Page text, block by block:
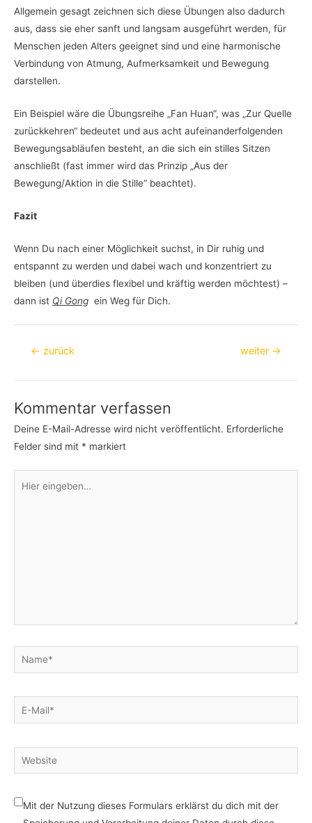
Allgemein gesagt zeichnen sich diese Übungen also dadurch
aus, dass sie eher sanft und langsam ausgeführt werden, für
Menschen jeden Alters geeignet sind und eine harmonische
Verbindung von Atmung, Aufmerksamkeit und Bewegung
darstellen.
Ein Beispiel wäre die Übungsreihe „Fan Huan“, was „Zur Quelle
zurückkehren“ bedeutet und aus acht aufeinanderfolgenden
Bewegungsabläufen besteht, an die sich ein stilles Sitzen
anschließt (fast immer wird das Prinzip „Aus der
Bewegung/Aktion in die Stille“ beachtet).
Fazit
Wenn Du nach einer Möglichkeit suchst, in Dir ruhig und
entspannt zu werden und dabei wach und konzentriert zu
bleiben (und überdies flexibel und kräftig werden möchtest) –
dann ist Qi Gong ein Weg für Dich.
Beitragsnavigation
← zurück weiter →
Kommentar verfassen
Deine E-Mail-Adresse wird nicht veröffentlicht. Erforderliche
Felder sind mit * markiert
eingeben…
Name*
E-
Mail*
Website
Mit der Nutzung dieses Formulars erklärst du dich mit der